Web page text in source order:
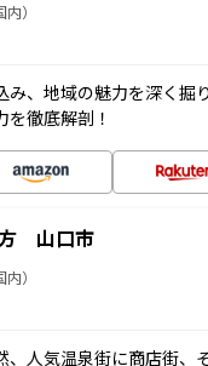
）
み、地域の魅力を深く掘
徹底解剖！
山口市
）
、人気温泉街に商店街、